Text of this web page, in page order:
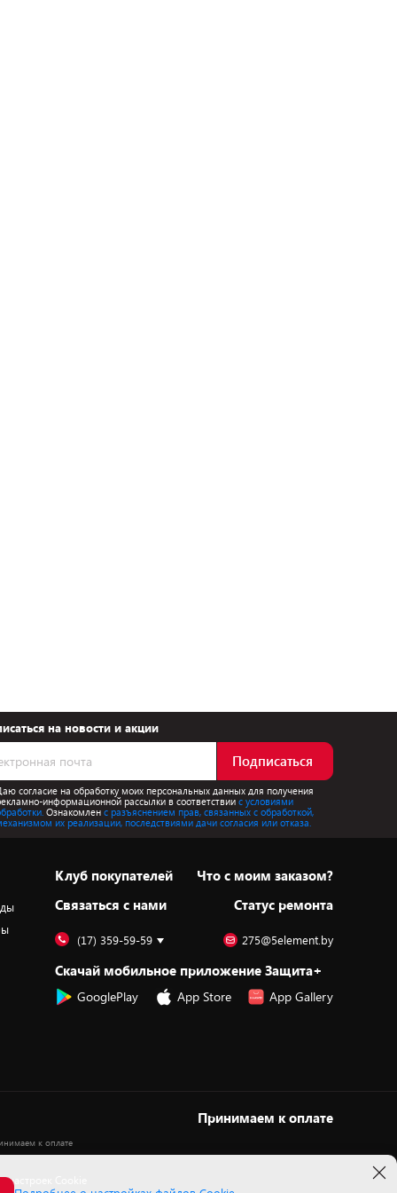
на новости и акции
Подписаться
согласие на обработку моих персональных данных для получения
информационной рассылки в соответствиис условиями
Ознакомлен с разъяснением прав, связанных с обработкой,
их реализации, последствиями дачи согласия или отказа.
Клуб покупателей
Cвязаться с нами
Что с моим заказом?
Статус ремонта
(17) 359-59-59 275@5element.by
Скачай мобильное приложение Защита+
GooglePlay App Store App Gallery
Принимаем к оплате
Cookie